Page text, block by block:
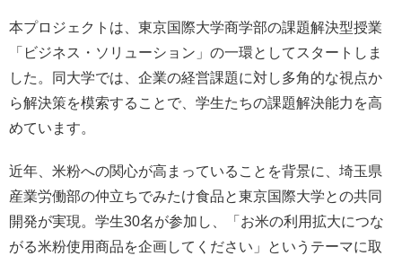
本プロジェクトは、東京国際大学商学部の課題解決型授業
「ビジネス・ソリューション」の一環としてスタートしま
した。同大学では、企業の経営課題に対し多角的な視点か
ら解決策を模索することで、学生たちの課題解決能力を高
めています。
近年、米粉への関心が高まっていることを背景に、埼玉県
産業労働部の仲立ちでみたけ食品と東京国際大学との共同
開発が実現。学生30名が参加し、「お米の利用拡大につな
がる米粉使用商品を企画してください」というテーマに取